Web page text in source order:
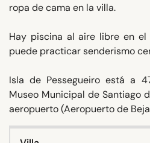
ropa de cama en la villa.
Hay piscina al aire libre en
puede practicar senderismo
Isla de Pessegueiro está a
Museo Municipal de Santiago
aeropuerto (Aeropuerto de